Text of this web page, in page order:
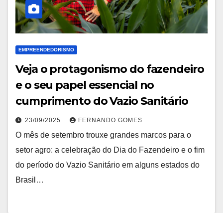
EMPREENDEDORISMO
Veja o protagonismo do fazendeiro
e o seu papel essencial no
cumprimento do Vazio Sanitário
23/09/2025 FERNANDO GOMES
O mês de setembro trouxe grandes marcos para o
setor agro: a celebração do Dia do Fazendeiro e o fim
do período do Vazio Sanitário em alguns estados do
Brasil…